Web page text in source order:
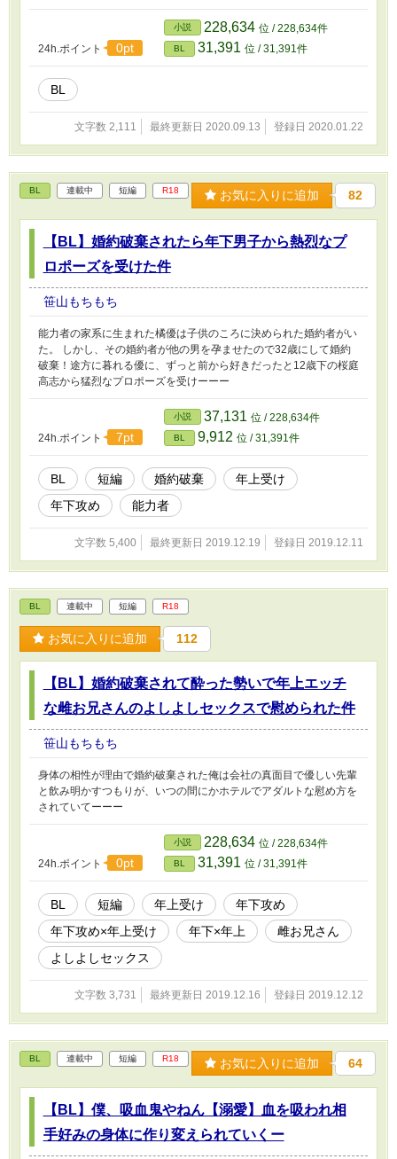
24h.ポイント 0pt
小説 228,634 位 / 228,634件
BL 31,391 位 / 31,391件
BL
文字数 2,111 最終更新日 2020.09.13 登録日 2020.01.22
BL 連載中 短編 R18 お気に入りに追加 82
【BL】婚約破棄されたら年下男子から熱烈なプ
ロポーズを受けた件
笹山もちもち
能力者の家系に生まれた橘優は子供のころに決められた婚約者がい
た。 しかし、その婚約者が他の男を孕ませたので32歳にして婚約
破棄！途方に暮れる優に、ずっと前から好きだったと12歳下の桜庭
高志から猛烈なプロポーズを受けーーー
24h.ポイント 7pt
小説 37,131 位 / 228,634件
BL 9,912 位 / 31,391件
BL 短編 婚約破棄
年上受け
年下攻め
能力者
文字数 5,400 最終更新日 2019.12.19 登録日 2019.12.11
BL 連載中 短編 R18
お気に入りに追加 112
【BL】婚約破棄されて酔った勢いで年上エッチ
な雌お兄さんのよしよしセックスで慰められた件
笹山もちもち
身体の相性が理由で婚約破棄された俺は会社の真面目で優しい先輩
と飲み明かすつもりが、いつの間にかホテルでアダルトな慰め方を
されていてーーー
24h.ポイント 0pt
小説 228,634 位 / 228,634件
BL 31,391 位 / 31,391件
BL 短編 年上受け
年下攻め
年下攻め×年上受け
年下×年上
雌お兄さん
よしよしセックス
文字数 3,731 最終更新日 2019.12.16 登録日 2019.12.12
BL 連載中 短編 R18 お気に入りに追加 64
【BL】僕、吸血鬼やねん【溺愛】血を吸われ相
手好みの身体に作り変えられていくー